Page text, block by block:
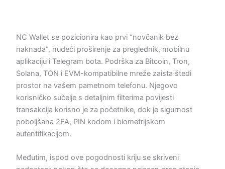
NC Wallet se pozicionira kao prvi “novčanik bez
naknada”, nudeći proširenje za preglednik, mobilnu
aplikaciju i Telegram bota. Podrška za Bitcoin, Tron,
Solana, TON i EVM-kompatibilne mreže zaista štedi
prostor na vašem pametnom telefonu. Njegovo
korisničko sučelje s detaljnim filterima povijesti
transakcija korisno je za početnike, dok je sigurnost
poboljšana 2FA, PIN kodom i biometrijskom
autentifikacijom.
Međutim, ispod ove pogodnosti kriju se skriveni